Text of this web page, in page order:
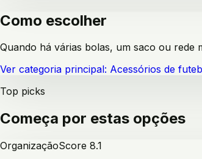
Como escolher
Quando há várias bolas, um saco ou
Ver categoria principal: Acessórios de
Top picks
Começa por estas opções
OrganizaçãoScore 8.1